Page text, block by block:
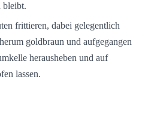
bleibt.
frittieren, dabei gelegentlich
goldbraun und aufgegangen
herausheben und auf
lassen.